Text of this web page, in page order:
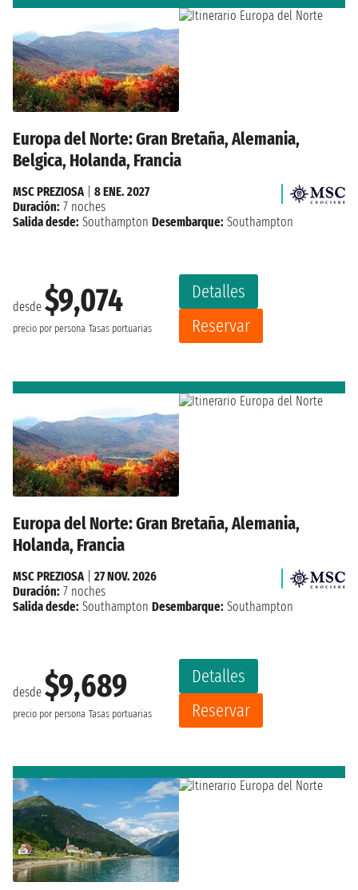
Europa del Norte: Gran Bretaña, Alemania,
Belgica, Holanda, Francia
desde $9,074
precio por persona Tasas portuarias
Detalles
Reservar
MSC PREZIOSA| 8 ENE. 2027
Duración: 7 noches
Salida desde: Southampton Desembarque: Southampton
Europa del Norte: Gran Bretaña, Alemania,
Holanda, Francia
desde $9,689
precio por persona Tasas portuarias
Detalles
Reservar
MSC PREZIOSA| 27 NOV. 2026
Duración: 7 noches
Salida desde: Southampton Desembarque: Southampton